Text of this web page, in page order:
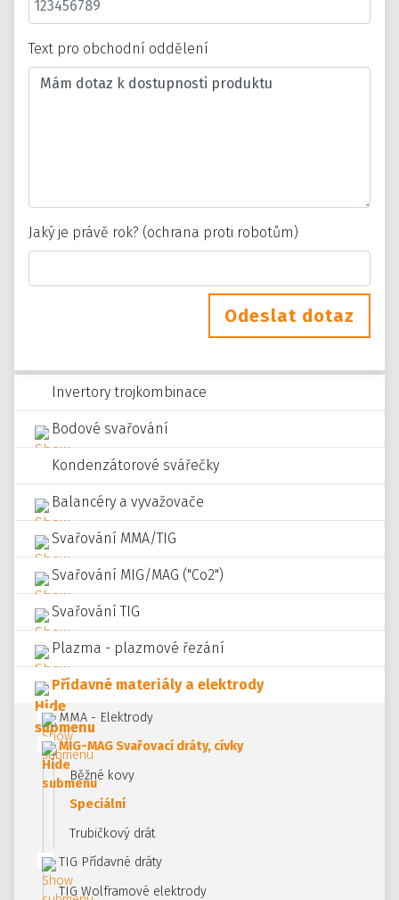
Invertory trojkombinace
Bodové svařování
Kondenzátorové svářečky
Balancéry a vyvažovače
Svařování MMA/TIG
Svařování MIG/MAG ("Co2")
Svařování TIG
Plazma - plazmové řezání
Přídavné materiály a elektrody
MMA - Elektrody
MIG-MAG Svařovací dráty, cívky
Běžné kovy
Speciální
Trubičkový drát
TIG Přídavné dráty
TIG Wolframové elektrody
Text pro obchodní oddělení
Jaký je právě rok? (ochrana proti robotům)
Odeslat dotaz